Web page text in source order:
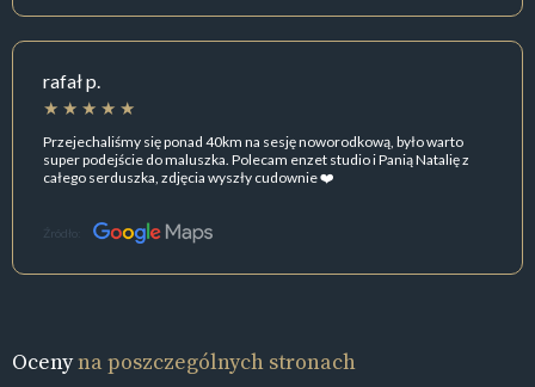
rafał p.
Przejechaliśmy się ponad 40km na sesję noworodkową, było warto
super podejście do maluszka. Polecam enzet studio i Panią Natalię z
całego serduszka, zdjęcia wyszły cudownie ❤️
Źródło:
Ocenyna poszczególnych stronach